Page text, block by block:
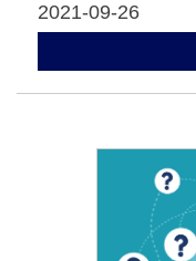
2021-09-26